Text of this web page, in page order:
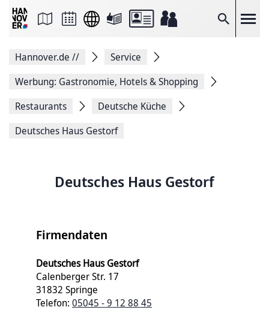
Suche
Seite
Facebook
teilen
Seitenlink
Seite
Hannover.de //
Service
Werbung: Gastronomie, Hotels & Shopping
Restaurants
Deutsche Küche
Deutsches Haus Gestorf
Deutsches Haus Gestorf
Firmendaten
Deutsches Haus Gestorf
Calenberger Str. 17
31832 Springe
Telefon: 05045 - 9 12 88 45